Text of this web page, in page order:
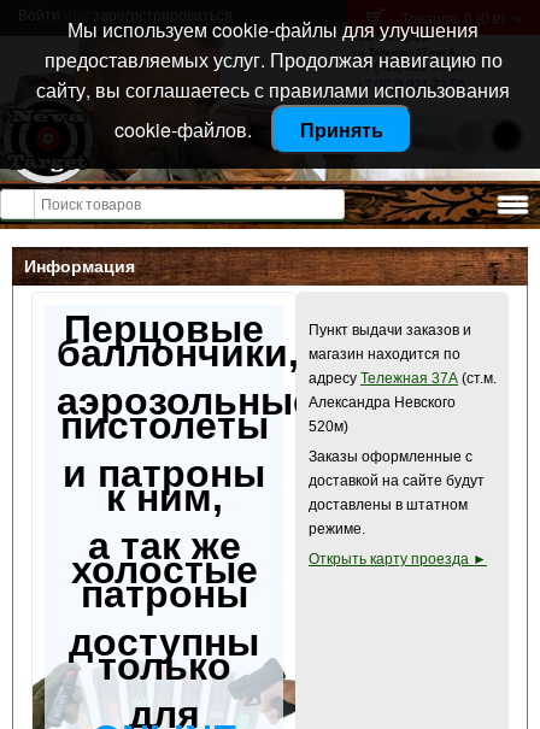
Санкт-Петербург
ул. Тележная 37 лит А
+7 (911) 021-04-08
+7 (812) 921-73-50
Товаров: 0 (0 p )
Открыть меню
Информация
Перцовые
баллончики,
аэрозольные
пистолеты
и патроны
к ним,
а так же
холостые
патроны
доступны
только
для
Пункт выдачи заказов и
магазин находится по
адресу Тележная 37А (ст.м.
Александра Невского
520м)
Заказы оформленные с
доставкой на сайте будут
доставлены в штатном
режиме.
Открыть карту проезда ►
Мы используем cookie-файлы для улучшения
предоставляемых услуг. Продолжая навигацию по
сайту, вы соглашаетесь с правилами использования
cookie-файлов.
Принять